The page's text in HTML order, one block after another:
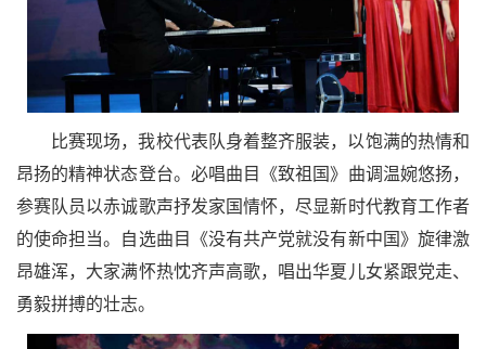
比赛现场，我校代表队身着整齐服装，以饱满的热情和
昂扬的精神状态登台。必唱曲目《致祖国》曲调温婉悠扬，
参赛队员以赤诚歌声抒发家国情怀，尽显新时代教育工作者
的使命担当。自选曲目《没有共产党就没有新中国》旋律激
昂雄浑，大家满怀热忱齐声高歌，唱出华夏儿女紧跟党走、
勇毅拼搏的壮志。